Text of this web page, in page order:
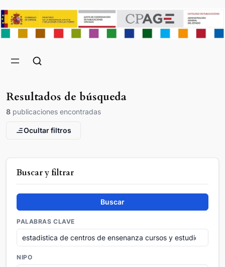
Resultados de búsqueda
8 publicaciones encontradas
Ocultar filtros
Buscar y filtrar
Buscar
PALABRAS CLAVE
NIPO